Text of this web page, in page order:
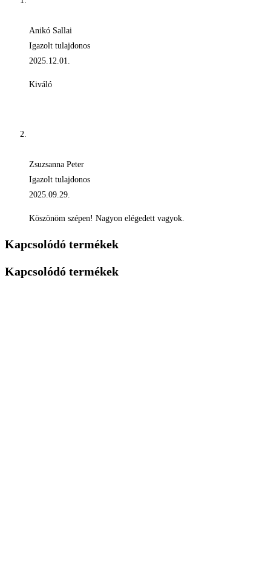
Anikó Sallai
Igazolt tulajdonos
2025.12.01.
Kiváló
Zsuzsanna Peter
Igazolt tulajdonos
2025.09.29.
Köszönöm szépen! Nagyon elégedett vagyok.
Kapcsolódó termékek
Kapcsolódó termékek